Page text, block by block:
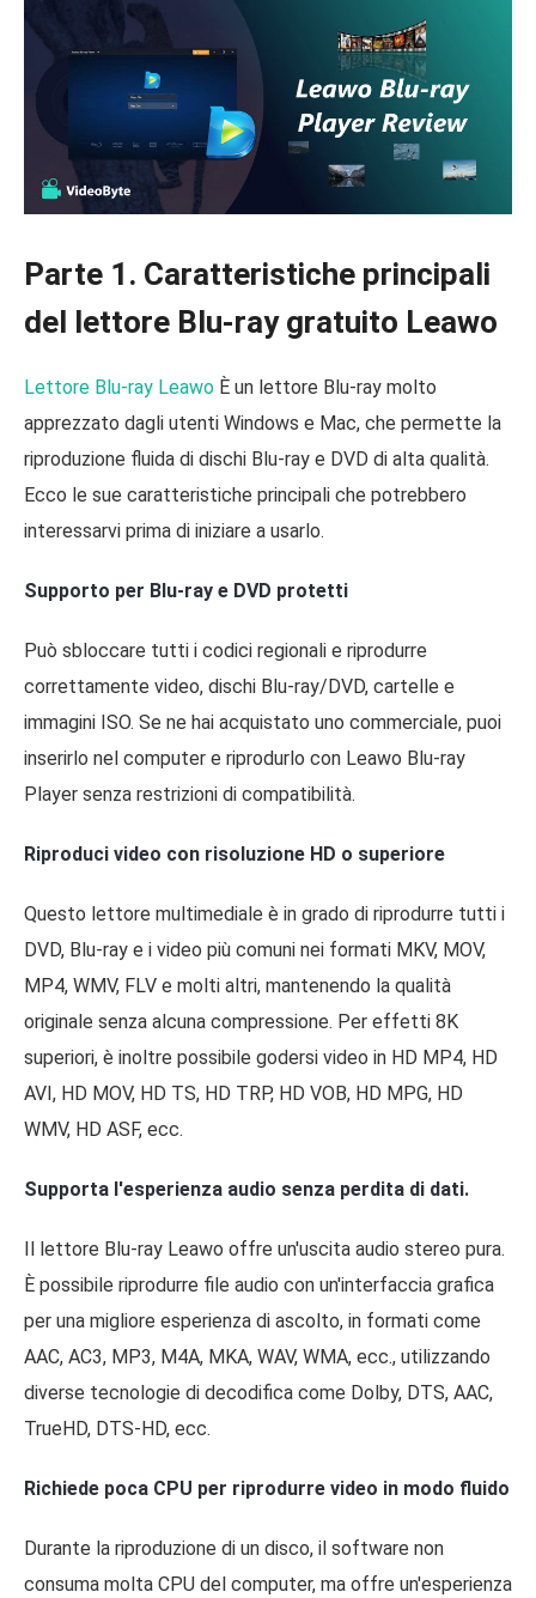
Parte 1. Caratteristiche principali
del lettore Blu-ray gratuito Leawo
Lettore Blu-ray Leawo È un lettore Blu-ray molto
apprezzato dagli utenti Windows e Mac, che permette la
riproduzione fluida di dischi Blu-ray e DVD di alta qualità.
Ecco le sue caratteristiche principali che potrebbero
interessarvi prima di iniziare a usarlo.
Supporto per Blu-ray e DVD protetti
Può sbloccare tutti i codici regionali e riprodurre
correttamente video, dischi Blu-ray/DVD, cartelle e
immagini ISO. Se ne hai acquistato uno commerciale, puoi
inserirlo nel computer e riprodurlo con Leawo Blu-ray
Player senza restrizioni di compatibilità.
Riproduci video con risoluzione HD o superiore
Questo lettore multimediale è in grado di riprodurre tutti i
DVD, Blu-ray e i video più comuni nei formati MKV, MOV,
MP4, WMV, FLV e molti altri, mantenendo la qualità
originale senza alcuna compressione. Per effetti 8K
superiori, è inoltre possibile godersi video in HD MP4, HD
AVI, HD MOV, HD TS, HD TRP, HD VOB, HD MPG, HD
WMV, HD ASF, ecc.
Supporta l'esperienza audio senza perdita di dati.
Il lettore Blu-ray Leawo offre un'uscita audio stereo pura.
È possibile riprodurre file audio con un'interfaccia grafica
per una migliore esperienza di ascolto, in formati come
AAC, AC3, MP3, M4A, MKA, WAV, WMA, ecc., utilizzando
diverse tecnologie di decodifica come Dolby, DTS, AAC,
TrueHD, DTS-HD, ecc.
Richiede poca CPU per riprodurre video in modo fluido
Durante la riproduzione di un disco, il software non
consuma molta CPU del computer, ma offre un'esperienza